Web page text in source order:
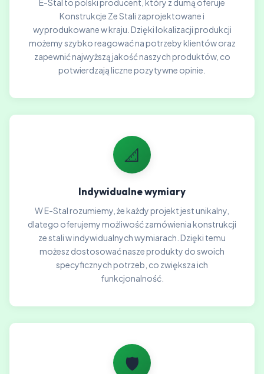
E-Stal to polski producent, który z dumą oferuje
Konstrukcje Ze Stali zaprojektowane i
wyprodukowane w kraju. Dzięki lokalizacji produkcji
możemy szybko reagować na potrzeby klientów oraz
zapewnić najwyższą jakość naszych produktów, co
potwierdzają liczne pozytywne opinie.
📐
Indywidualne wymiary
W E-Stal rozumiemy, że każdy projekt jest unikalny,
dlatego oferujemy możliwość zamówienia konstrukcji
ze stali w indywidualnych wymiarach. Dzięki temu
możesz dostosować nasze produkty do swoich
specyficznych potrzeb, co zwiększa ich
funkcjonalność.
🛡️